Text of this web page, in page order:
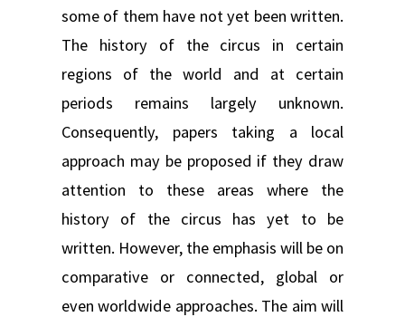
some of them have not yet been written.
The history of the circus in certain
regions of the world and at certain
periods remains largely unknown.
Consequently, papers taking a local
approach may be proposed if they draw
attention to these areas where the
history of the circus has yet to be
written. However, the emphasis will be on
comparative or connected, global or
even worldwide approaches. The aim will